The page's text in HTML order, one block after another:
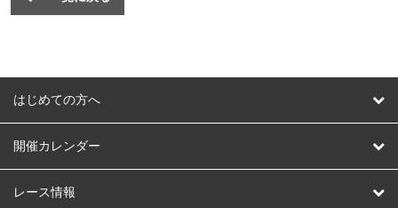
はじめての方へ
はじめての方へ
開催カレンダー
競輪
レース情報